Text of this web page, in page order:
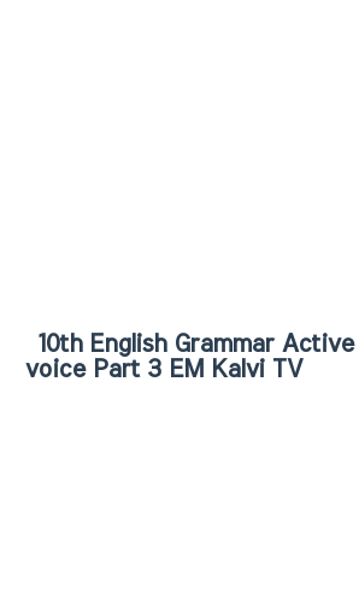
10th English Grammar
voice Part 3 EM Kalvi TV